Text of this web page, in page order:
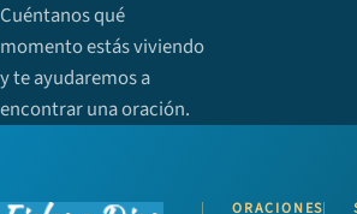
Cuéntanos qué
momento estás viviendo
y te ayudaremos a
encontrar una oración.
ORACIONES